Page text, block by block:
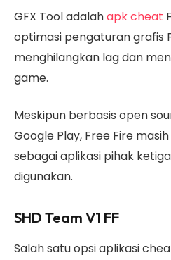
GFX Tool adalahapk cheat
optimasi pengaturan grafis
menghilangkan lag dan
game.
Meskipun berbasis open
Google Play, Free Fire
sebagai aplikasi pihak
digunakan.
SHD Team V1 FF
Salah satu opsi aplikasi